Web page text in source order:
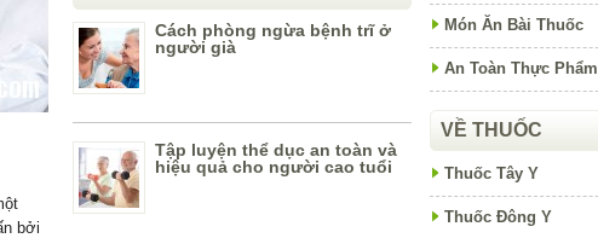
bởi
Cách phòng ngừa bệnh trĩ ở
người già
Tập luyện thể dục an toàn và
hiệu quả cho người cao tuổi
Món Ăn Bài Thuốc
An Toàn Thực Phẩm
VỀ THUỐC
Thuốc Tây Y
Thuốc Đông Y